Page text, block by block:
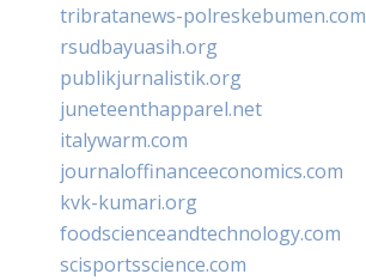
tribratanews-polreskebumen.com
rsudbayuasih.org
publikjurnalistik.org
juneteenthapparel.net
italywarm.com
journaloffinanceeconomics.com
kvk-kumari.org
foodscienceandtechnology.com
scisportsscience.com